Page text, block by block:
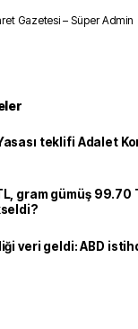
Gazetesi – Süper Admin
teklifi Adalet
gram gümüş 99.70
veri geldi: ABD